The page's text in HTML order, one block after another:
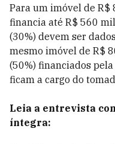
Para um imóvel de R$
financia até R$ 560
(30%) devem ser
mesmo imóvel de R$
(50%) financiados
ficam a cargo do
Leia a entrevista
íntegra: